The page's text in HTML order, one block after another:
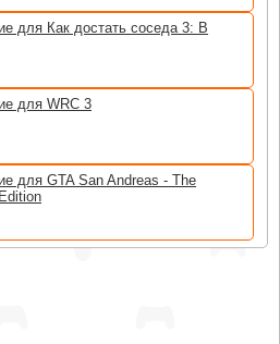
для Как достать соседа 3: В
для WRC 3
для GTA San Andreas - The